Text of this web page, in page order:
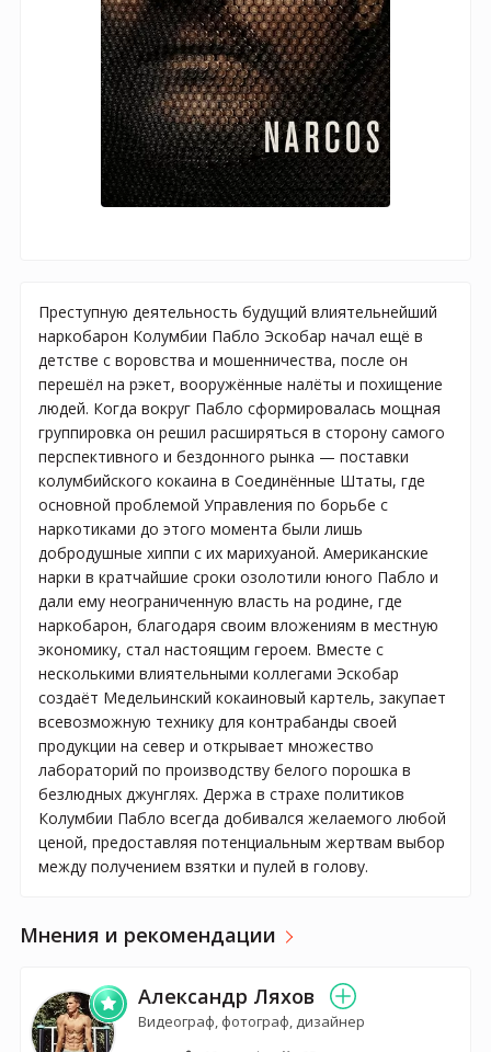
Преступную деятельность будущий влиятельнейший
наркобарон Колумбии Пабло Эскобар начал ещё в
детстве с воровства и мошенничества, после он
перешёл на рэкет, вооружённые налёты и похищение
людей. Когда вокруг Пабло сформировалась мощная
группировка он решил расширяться в сторону самого
перспективного и бездонного рынка — поставки
колумбийского кокаина в Соединённые Штаты, где
основной проблемой Управления по борьбе с
наркотиками до этого момента были лишь
добродушные хиппи с их марихуаной. Американские
нарки в кратчайшие сроки озолотили юного Пабло и
дали ему неограниченную власть на родине, где
наркобарон, благодаря своим вложениям в местную
экономику, стал настоящим героем. Вместе с
несколькими влиятельными коллегами Эскобар
создаёт Медельинский кокаиновый картель, закупает
всевозможную технику для контрабанды своей
продукции на север и открывает множество
лабораторий по производству белого порошка в
безлюдных джунглях. Держа в страхе политиков
Колумбии Пабло всегда добивался желаемого любой
ценой, предоставляя потенциальным жертвам выбор
между получением взятки и пулей в голову.
Мнения и рекомендации
Александр Ляхов
Видеограф, фотограф, дизайнер